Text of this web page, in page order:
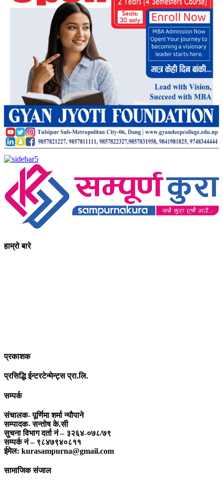
हाम्रो बारे
प्रकाशक
प्रसिद्धि ईन्टरटेन्मेन्ट्स प्रा.लि.
सम्पर्क
संचालक- पूर्णिमा शर्मा न्यौपाने
सम्पादक- सन्तोष के.सी
सुचना विभाग दर्ता नं – ३२६४-०७८/७९
सम्पर्क नं – ९८४७९४०८११
ईमेल: kurasampurna@gmail.com
सामाजिक संजाल